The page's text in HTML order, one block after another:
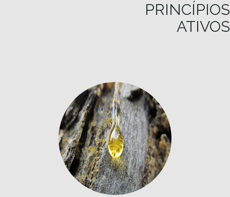
PRINCÍPIOS
ATIVOS